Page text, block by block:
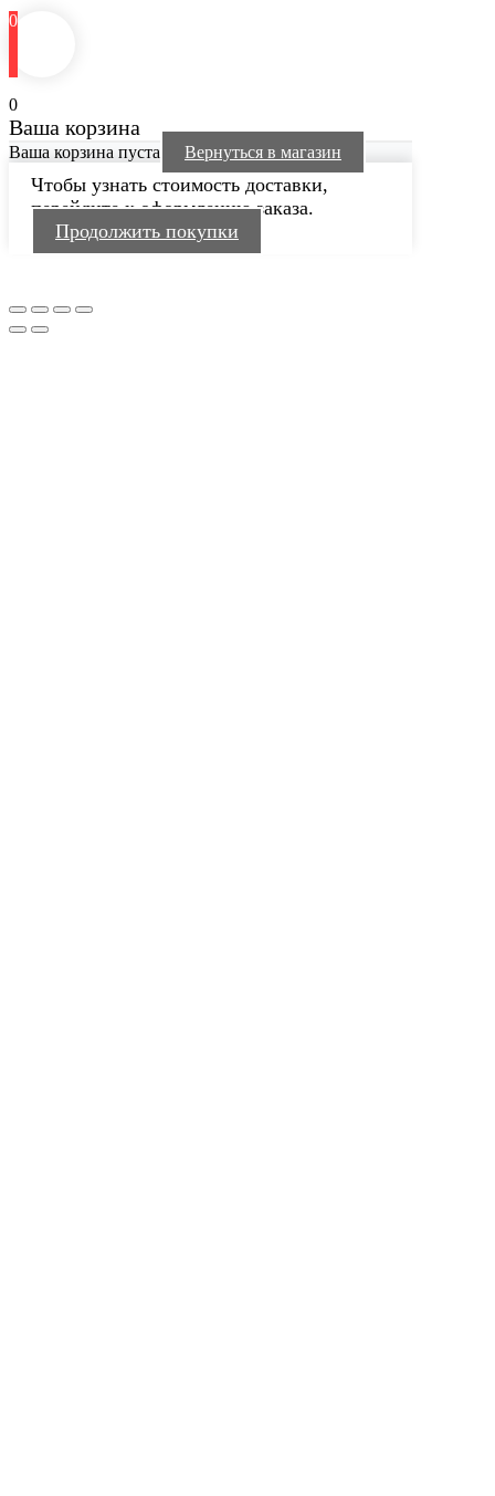
0
0
Ваша корзина
Ваша корзина пуста Вернуться в магазин
Чтобы узнать стоимость доставки,
перейдите к оформлению заказа.
Продолжить покупки